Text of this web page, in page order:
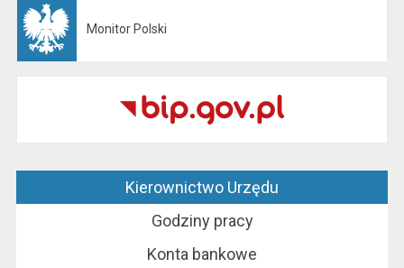
Monitor Polski
Kierownictwo Urzędu
Godziny pracy
Konta bankowe